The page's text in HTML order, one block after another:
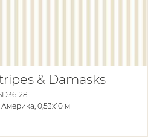
& Damasks
Америка, 0,53x10 м